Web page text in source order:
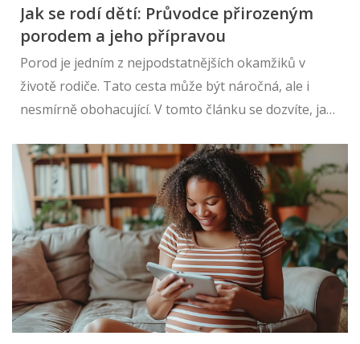
Jak se rodí dětí: Průvodce přirozeným
porodem a jeho přípravou
Porod je jedním z nejpodstatnějších okamžiků v
životě rodiče. Tato cesta může být náročná, ale i
nesmírně obohacující. V tomto článku se dozvíte, jak
existují, jak probíhá první kontakt s miminkem a jaké
jsou metody úlevy od bolesti. Nabízíme také tipy na
to, jak zvládnout poporodní období a jak se postarat
o novorozence. Tento obsáhlý průvodce je určen
všem budoucím rodičům, kteří hledají informace a
podporu na své cestě k rodičovství.